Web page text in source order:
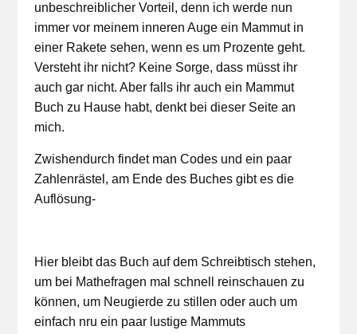
unbeschreiblicher Vorteil, denn ich werde nun
immer vor meinem inneren Auge ein Mammut in
einer Rakete sehen, wenn es um Prozente geht.
Versteht ihr nicht? Keine Sorge, dass müsst ihr
auch gar nicht. Aber falls ihr auch ein Mammut
Buch zu Hause habt, denkt bei dieser Seite an
mich.
Zwishendurch findet man Codes und ein paar
Zahlenrästel, am Ende des Buches gibt es die
Auflösung-
Hier bleibt das Buch auf dem Schreibtisch stehen,
um bei Mathefragen mal schnell reinschauen zu
können, um Neugierde zu stillen oder auch um
einfach nru ein paar lustige Mammuts